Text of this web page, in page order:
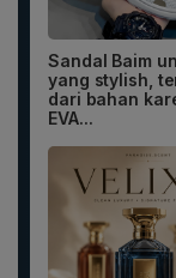
Sandal Baim
yang stylish,
dari bahan
EVA...